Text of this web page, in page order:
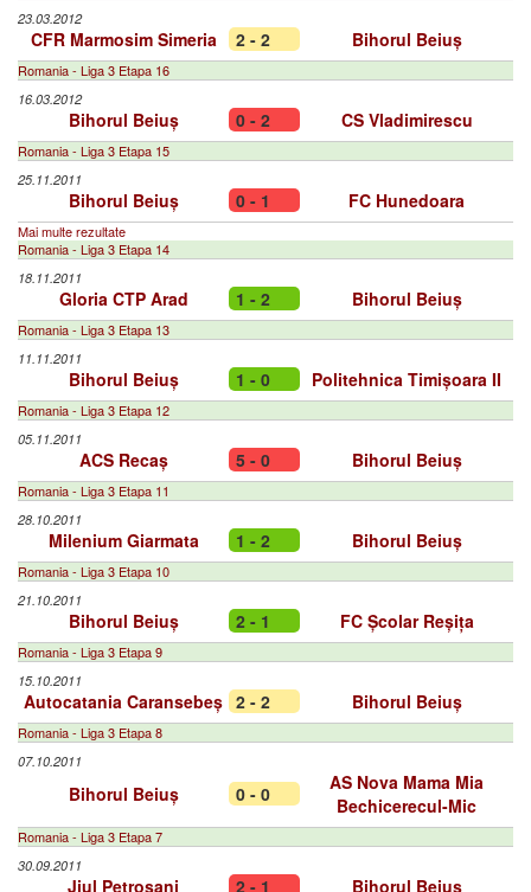
23.03.2012
CFR Marmosim Simeria 2 - 2 Bihorul Beiuș
Romania - Liga 3 Etapa 16
16.03.2012
Bihorul Beiuș 0 - 2 CS Vladimirescu
Romania - Liga 3 Etapa 15
25.11.2011
Bihorul Beiuș 0 - 1 FC Hunedoara
Mai multe rezultate
Romania - Liga 3 Etapa 14
18.11.2011
Gloria CTP Arad 1 - 2 Bihorul Beiuș
Romania - Liga 3 Etapa 13
11.11.2011
Bihorul Beiuș 1 - 0 Politehnica Timișoara II
Romania - Liga 3 Etapa 12
05.11.2011
ACS Recaș 5 - 0 Bihorul Beiuș
Romania - Liga 3 Etapa 11
28.10.2011
Milenium Giarmata 1 - 2 Bihorul Beiuș
Romania - Liga 3 Etapa 10
21.10.2011
Bihorul Beiuș 2 - 1 FC Școlar Reșița
Romania - Liga 3 Etapa 9
15.10.2011
Autocatania Caransebeș 2 - 2 Bihorul Beiuș
Romania - Liga 3 Etapa 8
07.10.2011
Bihorul Beiuș 0 - 0
AS Nova Mama Mia
Bechicerecul-Mic
Romania - Liga 3 Etapa 7
30.09.2011
Jiul Petroșani 2 - 1 Bihorul Beiuș